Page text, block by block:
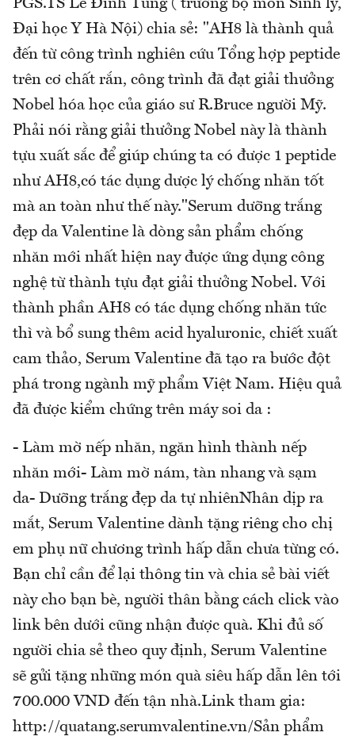
PGS.TS Lê Đình Tùng ( trưởng bộ môn Sinh lý,
Đại học Y Hà Nội) chia sẻ: "AH8 là thành quả
đến từ công trình nghiên cứu Tổng hợp peptide
trên cơ chất rắn, công trình đã đạt giải thưởng
Nobel hóa học của giáo sư R.Bruce người Mỹ.
Phải nói rằng giải thưởng Nobel này là thành
tựu xuất sắc để giúp chúng ta có được 1 peptide
như AH8,có tác dụng dược lý chống nhăn tốt
mà an toàn như thế này."Serum dưỡng trắng
đẹp da Valentine là dòng sản phẩm chống
nhăn mới nhất hiện nay được ứng dụng công
nghệ từ thành tựu đạt giải thưởng Nobel. Với
thành phần AH8 có tác dụng chống nhăn tức
thì và bổ sung thêm acid hyaluronic, chiết xuất
cam thảo, Serum Valentine đã tạo ra bước đột
phá trong ngành mỹ phẩm Việt Nam. Hiệu quả
đã được kiểm chứng trên máy soi da :
- Làm mờ nếp nhăn, ngăn hình thành nếp
nhăn mới- Làm mờ nám, tàn nhang và sạm
da- Dưỡng trắng đẹp da tự nhiênNhân dịp ra
mắt, Serum Valentine dành tặng riêng cho chị
em phụ nữ chương trình hấp dẫn chưa từng có.
Bạn chỉ cần để lại thông tin và chia sẻ bài viết
này cho bạn bè, người thân bằng cách click vào
link bên dưới cũng nhận được quà. Khi đủ số
người chia sẻ theo quy định, Serum Valentine
sẽ gửi tặng những món quà siêu hấp dẫn lên tới
700.000 VND đến tận nhà.Link tham gia:
http://quatang.serumvalentine.vn/Sản phẩm